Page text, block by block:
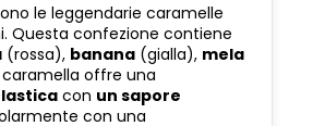
le leggendarie caramelle
Questa confezione contiene
(rossa), banana (gialla), mela
offre una
con un sapore
con una